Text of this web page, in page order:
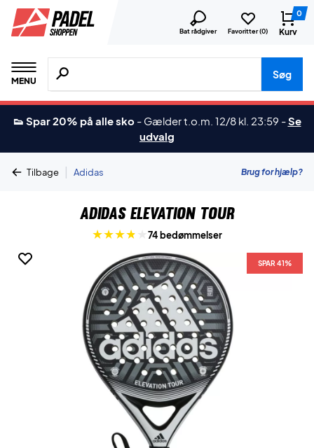
Bat rådgiver Favoritter (0)
0
Kurv
MENU
Søg efter produkter, mærker etc.
Søg
👟 Spar 20% på alle sko - Gælder t.o.m. 12/8 kl. 23:59 -Se
udvalg
Tilbage | Adidas Brug for hjælp?
Adidas Elevation Tour
74 bedømmelser
SPAR 41%